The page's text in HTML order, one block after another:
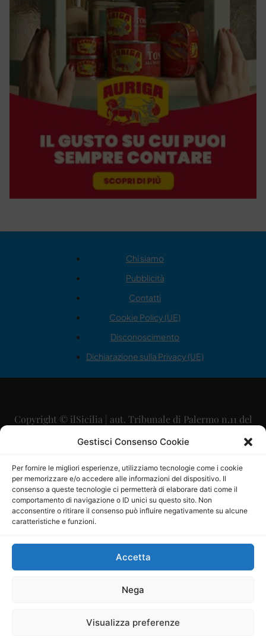
Gestisci Consenso Cookie
Per fornire le migliori esperienze, utilizziamo tecnologie come i cookie
per memorizzare e/o accedere alle informazioni del dispositivo. Il
consenso a queste tecnologie ci permetterà di elaborare dati come il
comportamento di navigazione o ID unici su questo sito. Non
acconsentire o ritirare il consenso può influire negativamente su alcune
caratteristiche e funzioni.
Accetta
Nega
Visualizza preferenze
Chi siamo
Pubblicità
Contatti
Cookie Policy (UE)
Disconoscimento
Dichiarazione sulla Privacy (UE)
Copyright © ilSicilia | aut. Tribunale di Palermo n.11 del
29/09/2015
Direttore Editoriale: Maurizio Scaglione
Direttore Responsabile: Maria Calabrese
P.IVA: 06334930820
Mercurio Comunicazione Società Cooperativa a r.l. è
iscritta al Registro degli Operatori di Comunicazione al
Sito gestito daLa Digitale srl–info@ladigitale.it